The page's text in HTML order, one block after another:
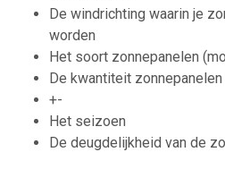
De windrichting waarin je
worden
Het soort zonnepanelen
De kwantiteit zonnepanelen
+-
Het seizoen
De deugdelijkheid van de